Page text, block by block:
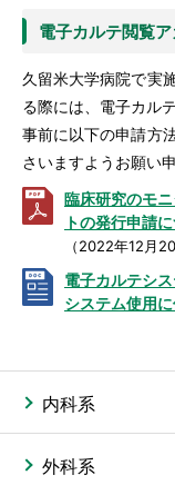
電子カルテ閲覧
久留米大学病院で実
る際には、電子カル
事前に以下の申請方
さいますようお願い
臨床研究のモ
トの発行申請
（2022年12月20
電子カルテシ
システム使用
内科系
外科系